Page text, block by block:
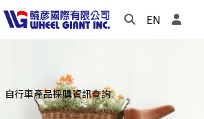
EN
自行車產品採購資訊查詢